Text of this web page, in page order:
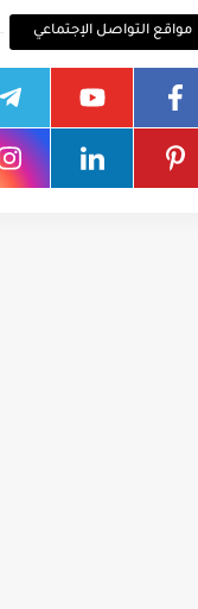
مواقع التواصل الإجتماعي